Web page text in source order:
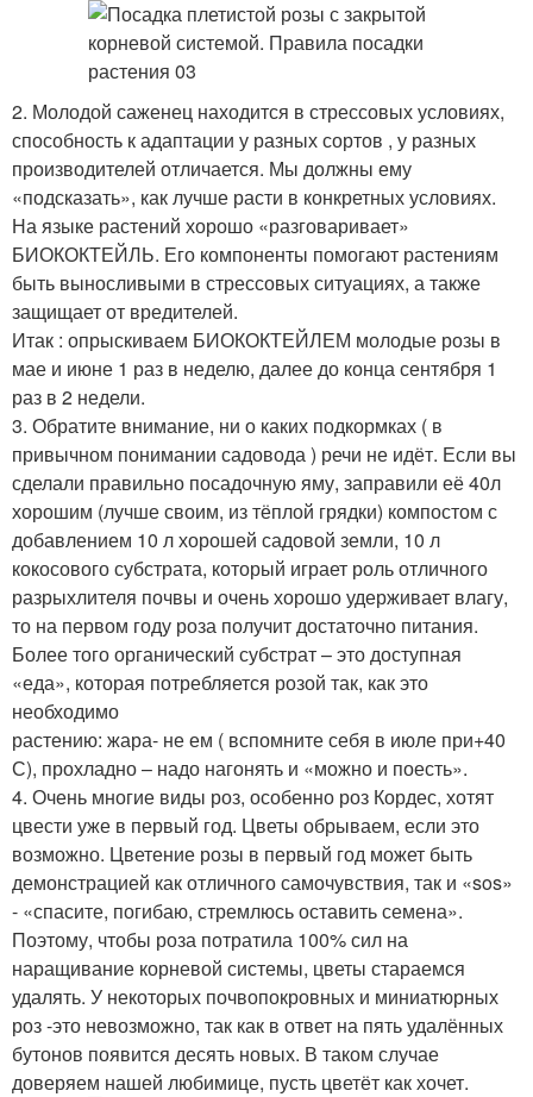
2. Молодой саженец находится в стрессовых условиях,
способность к адаптации у разных сортов , у разных
производителей отличается. Мы должны ему
«подсказать», как лучше расти в конкретных условиях.
На языке растений хорошо «разговаривает»
БИОКОКТЕЙЛЬ. Его компоненты помогают растениям
быть выносливыми в стрессовых ситуациях, а также
защищает от вредителей.
Итак : опрыскиваем БИОКОКТЕЙЛЕМ молодые розы в
мае и июне 1 раз в неделю, далее до конца сентября 1
раз в 2 недели.
3. Обратите внимание, ни о каких подкормках ( в
привычном понимании садовода ) речи не идёт. Если вы
сделали правильно посадочную яму, заправили её 40л
хорошим (лучше своим, из тёплой грядки) компостом с
добавлением 10 л хорошей садовой земли, 10 л
кокосового субстрата, который играет роль отличного
разрыхлителя почвы и очень хорошо удерживает влагу,
то на первом году роза получит достаточно питания.
Более того органический субстрат – это доступная
«еда», которая потребляется розой так, как это
необходимо
растению: жара- не ем ( вспомните себя в июле при+40
С), прохладно – надо нагонять и «можно и поесть».
4. Очень многие виды роз, особенно роз Кордес, хотят
цвести уже в первый год. Цветы обрываем, если это
возможно. Цветение розы в первый год может быть
демонстрацией как отличного самочувствия, так и «sos»
- «спасите, погибаю, стремлюсь оставить семена».
Поэтому, чтобы роза потратила 100% сил на
наращивание корневой системы, цветы стараемся
удалять. У некоторых почвопокровных и миниатюрных
роз -это невозможно, так как в ответ на пять удалённых
бутонов появится десять новых. В таком случае
доверяем нашей любимице, пусть цветёт как хочет.